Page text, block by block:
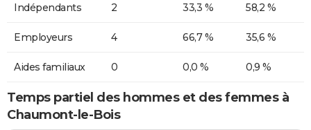
Indépendants 2 33,3 % 58,2 %
Employeurs 4 66,7 % 35,6 %
Aides familiaux 0 0,0 % 0,9 %
Temps partiel des hommes et des femmes à
Chaumont-le-Bois